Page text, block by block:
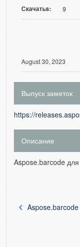
Скачатьs: 9
August 30, 2023
Выпуск заметок
https://
Описание
Aspose.barcode